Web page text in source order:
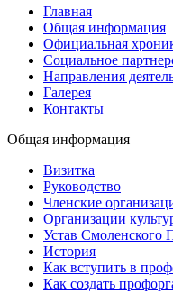
Главная
Общая информация
Официальная
Социальное
Направления
Галерея
Контакты
Общая информация
Визитка
Руководство
Членские
Организации
Устав Смоленского
История
Как вступить в
Как создать